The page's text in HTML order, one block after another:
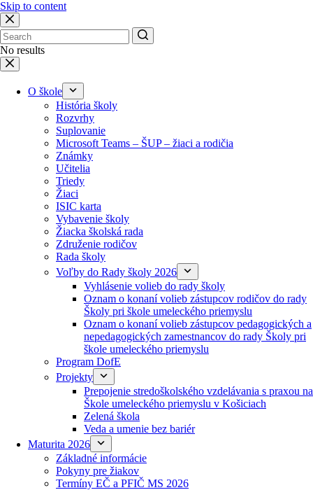
Skip to content
No results
O škole
História školy
Rozvrhy
Suplovanie
Microsoft Teams – ŠUP – žiaci a rodičia
Známky
Učitelia
Triedy
Žiaci
ISIC karta
Vybavenie školy
Žiacka školská rada
Združenie rodičov
Rada školy
Voľby do Rady školy 2026
Vyhlásenie volieb do rady školy
Oznam o konaní volieb zástupcov rodičov do rady
Školy pri škole umeleckého priemyslu
Oznam o konaní volieb zástupcov pedagogických a
nepedagogických zamestnancov do rady Školy pri
škole umeleckého priemyslu
Program DofE
Projekty
Prepojenie stredoškolského vzdelávania s praxou na
Škole umeleckého priemyslu v Košiciach
Zelená škola
Veda a umenie bez bariér
Maturita 2026
Základné informácie
Pokyny pre žiakov
Termíny EČ a PFIČ MS 2026